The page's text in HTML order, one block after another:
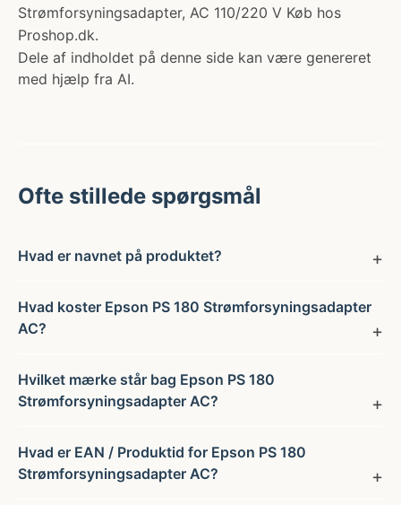
Strømforsyningsadapter, AC 110/220 V Køb hos
Proshop.dk.
Dele af indholdet på denne side kan være genereret
med hjælp fra AI.
Ofte stillede spørgsmål
Hvad er navnet på produktet?
Hvad koster Epson PS 180 Strømforsyningsadapter
AC?
Hvilket mærke står bag Epson PS 180
Strømforsyningsadapter AC?
Hvad er EAN / Produktid for Epson PS 180
Strømforsyningsadapter AC?